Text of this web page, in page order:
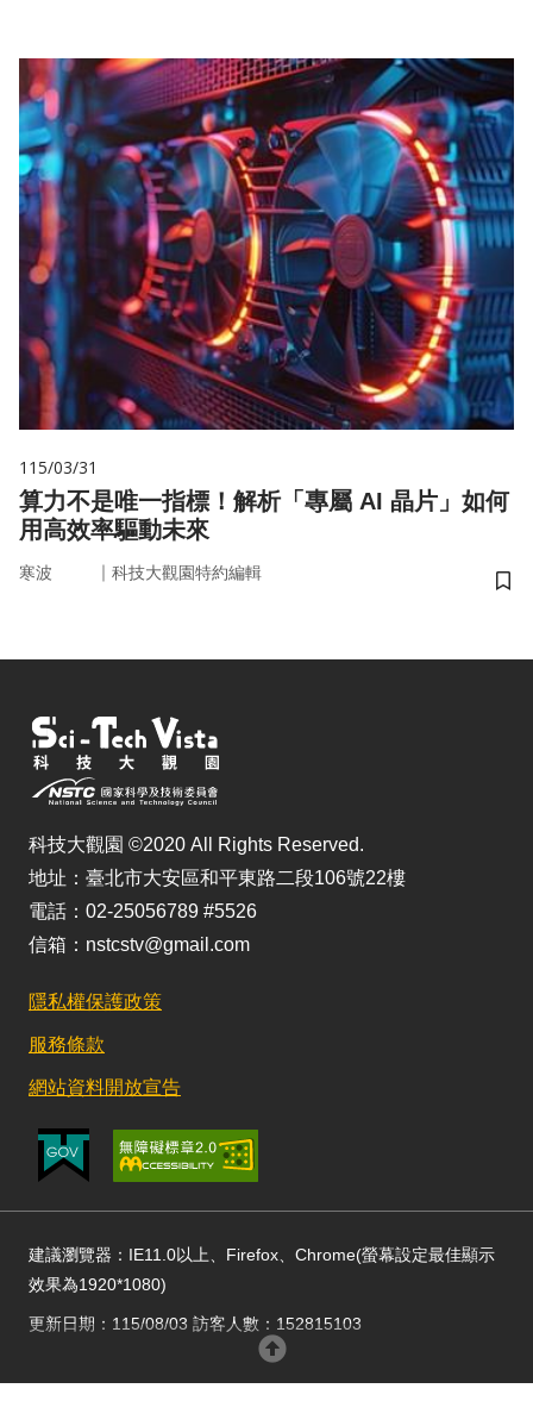
115/03/31
算力不是唯一指標！解析「專屬 AI 晶片」如何
用高效率驅動未來
寒波 ｜ 科技大觀園特約編輯
儲
科技大觀園 ©2020 All Rights Reserved.
地址：臺北市大安區和平東路二段106號22樓
電話：02-25056789 #5526
信箱：nstcstv@gmail.com
隱私權保護政策
服務條款
網站資料開放宣告
建議瀏覽器：IE11.0以上、Firefox、Chrome(螢幕設定最佳顯示
效果為1920*1080)
更新日期：115/08/03 訪客人數：152815103
回頂部